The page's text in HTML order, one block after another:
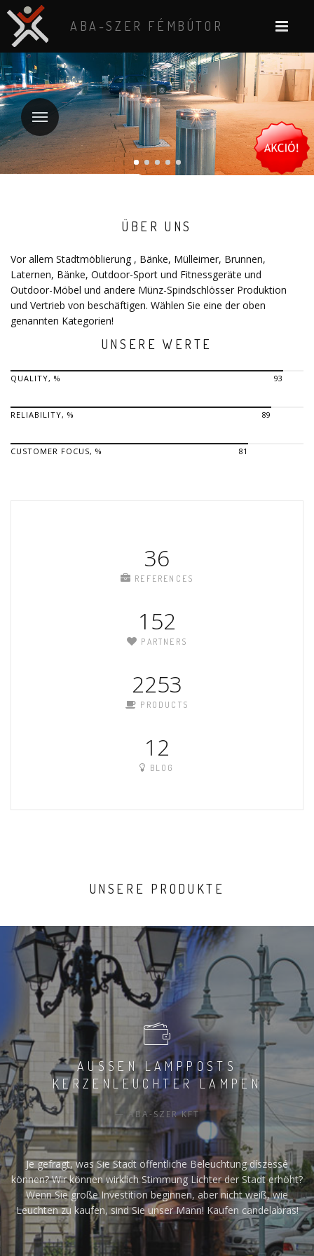
ABA-SZER FÉMBÚTOR
ÜBER UNS
Vor allem Stadtmöblierung , Bänke, Mülleimer, Brunnen,
Laternen, Bänke, Outdoor-Sport und Fitnessgeräte und
Outdoor-Möbel und andere Münz-Spindschlösser Produktion
und Vertrieb von beschäftigen. Wählen Sie eine der oben
genannten Kategorien!
UNSERE WERTE
QUALITY, % 93
RELIABILITY, % 89
CUSTOMER FOCUS, % 81
36
REFERENCES
152
PARTNERS
2253
PRODUCTS
12
BLOG
UNSERE PRODUKTE
AUSSEN LAMPPOSTS K
ERZENLEUCHTER LAMPEN
ABA-SZER KFT
Je gefragt, was Sie Stadt öffentliche Beleuchtung díszessé
können? Wir können wirklich Stimmung Lichter der Stadt erhöht?
Wenn Sie große Investition beginnen, aber nicht weiß, wie
Leuchten zu kaufen, sind Sie unser Mann! Kaufen candelabras!